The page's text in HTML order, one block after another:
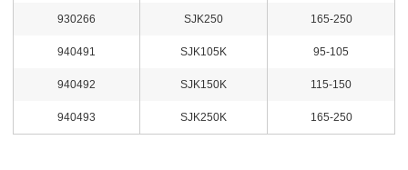
930266 SJK250 165-250
940491 SJK105K 95-105
940492 SJK150K 115-150
940493 SJK250K 165-250